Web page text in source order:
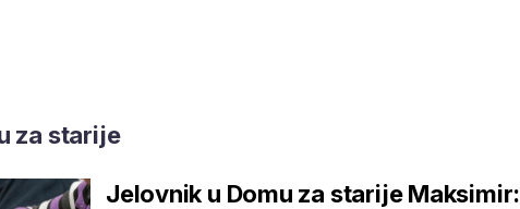
za starije
Jelovnik u Domu za starije Maksimir: